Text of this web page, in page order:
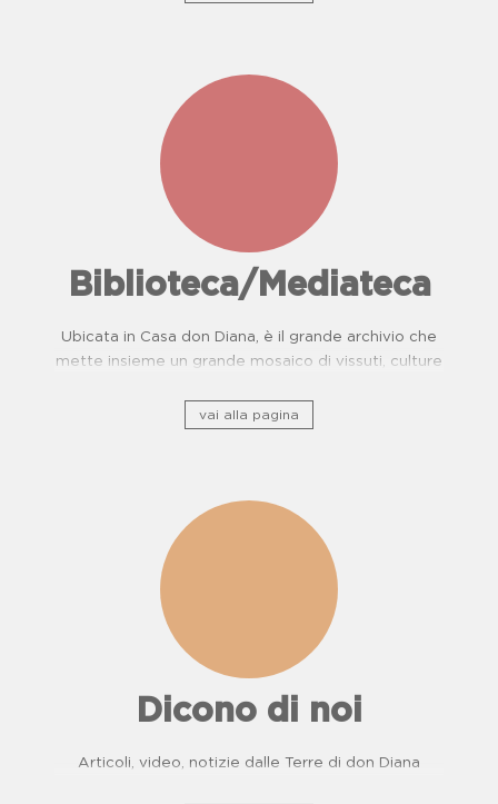
Biblioteca/Mediateca
Ubicata in Casa don Diana, è il grande archivio che
mette insieme un grande mosaico di vissuti, culture
vai alla pagina
Dicono di noi
Articoli, video, notizie dalle Terre di don Diana